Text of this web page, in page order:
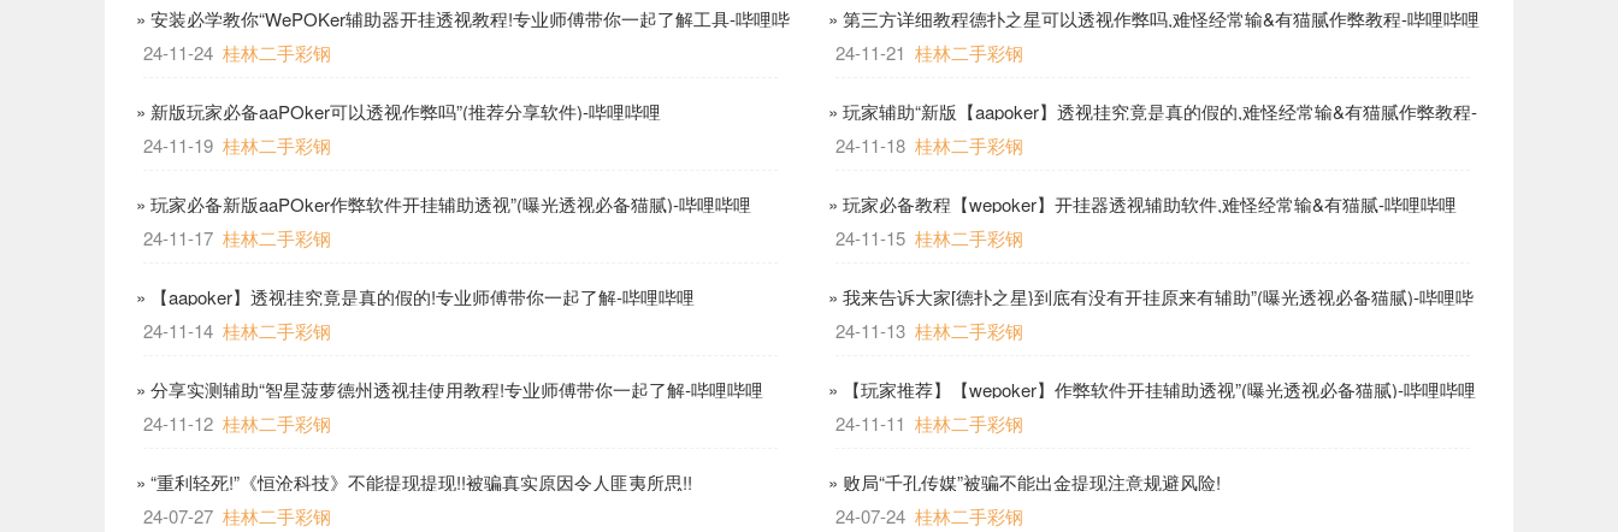
» 安装必学教你“WePOKer辅助器开挂透视教程!专业师傅带你一起了解工具-哔哩哔
24-11-24 桂林二手彩钢
» 第三方详细教程德扑之星可以透视作弊吗,难怪经常输&有猫腻作弊教程-哔哩哔哩
24-11-21 桂林二手彩钢
» 新版玩家必备aaPOker可以透视作弊吗”(推荐分享软件)-哔哩哔哩
24-11-19 桂林二手彩钢
» 玩家辅助“新版【aapoker】透视挂究竟是真的假的,难怪经常输&有猫腻作弊教程-
24-11-18 桂林二手彩钢
» 玩家必备新版aaPOker作弊软件开挂辅助透视”(曝光透视必备猫腻)-哔哩哔哩
24-11-17 桂林二手彩钢
» 玩家必备教程【wepoker】开挂器透视辅助软件,难怪经常输&有猫腻-哔哩哔哩
24-11-15 桂林二手彩钢
» 【aapoker】透视挂究竟是真的假的!专业师傅带你一起了解-哔哩哔哩
24-11-14 桂林二手彩钢
» 我来告诉大家[德扑之星}到底有没有开挂原来有辅助”(曝光透视必备猫腻)-哔哩哔
24-11-13 桂林二手彩钢
» 分享实测辅助“智星菠萝德州透视挂使用教程!专业师傅带你一起了解-哔哩哔哩
24-11-12 桂林二手彩钢
» 【玩家推荐】【wepoker】作弊软件开挂辅助透视”(曝光透视必备猫腻)-哔哩哔哩
24-11-11 桂林二手彩钢
» “重利轻死!”《恒沧科技》不能提现提现!!被骗真实原因令人匪夷所思!!
24-07-27 桂林二手彩钢
» 败局“千孔传媒”被骗不能出金提现注意规避风险!
24-07-24 桂林二手彩钢